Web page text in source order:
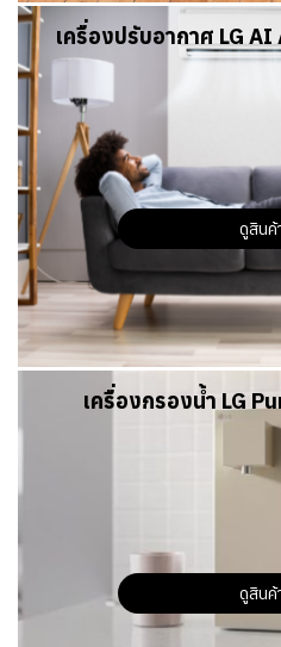
เครื่องปรับอากาศ LG
ดูสินค้
เครื่องกรองน้ำ LG
ดูสินค้